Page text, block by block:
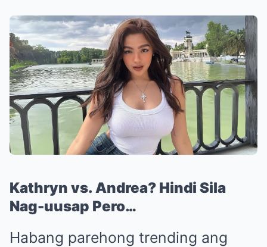
Kathryn vs. Andrea? Hindi Sila
Nag-uusap Pero…
Habang parehong trending ang